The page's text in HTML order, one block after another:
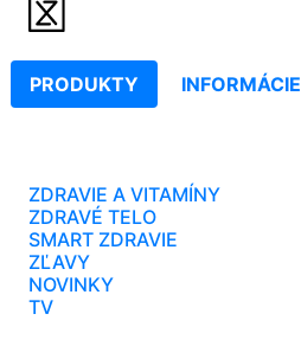
PRODUKTY INFORMÁCIE
ZDRAVIE A VITAMÍNY
ZDRAVÉ TELO
SMART ZDRAVIE
ZĽAVY
NOVINKY
TV